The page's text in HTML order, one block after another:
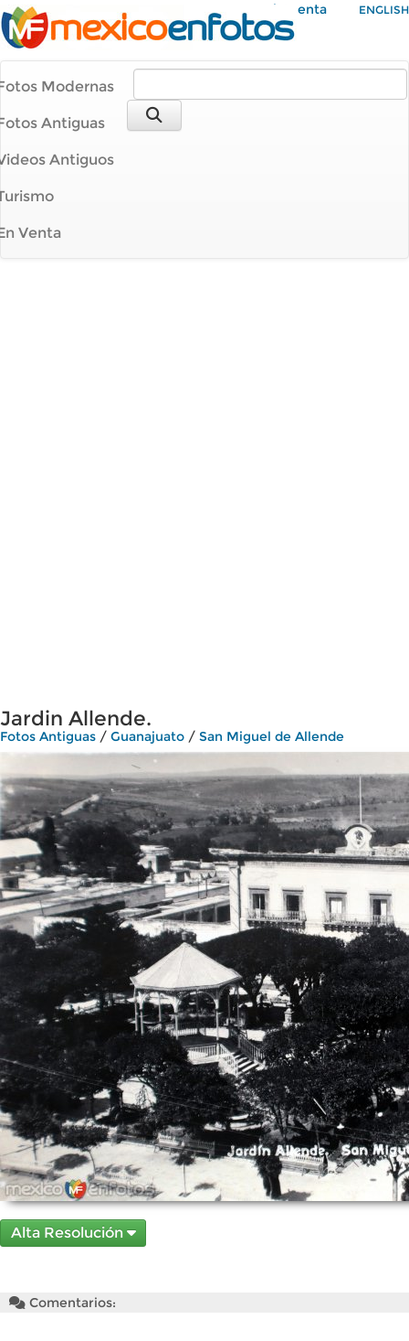
Mi Cuenta ENGLISH
Modernas
Antiguas
Antiguos
Venta
Jardin Allende.
Fotos Antiguas / Guanajuato / San Miguel de Allende
Alta Resolución
Comentarios: